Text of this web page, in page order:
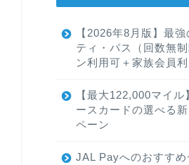
【2026年8月版】最
ティ・パス（回数無
ン利用可＋家族会員利
【最大122,000マイ
ースカードの選べる
ペーン
JAL Payへのおすす